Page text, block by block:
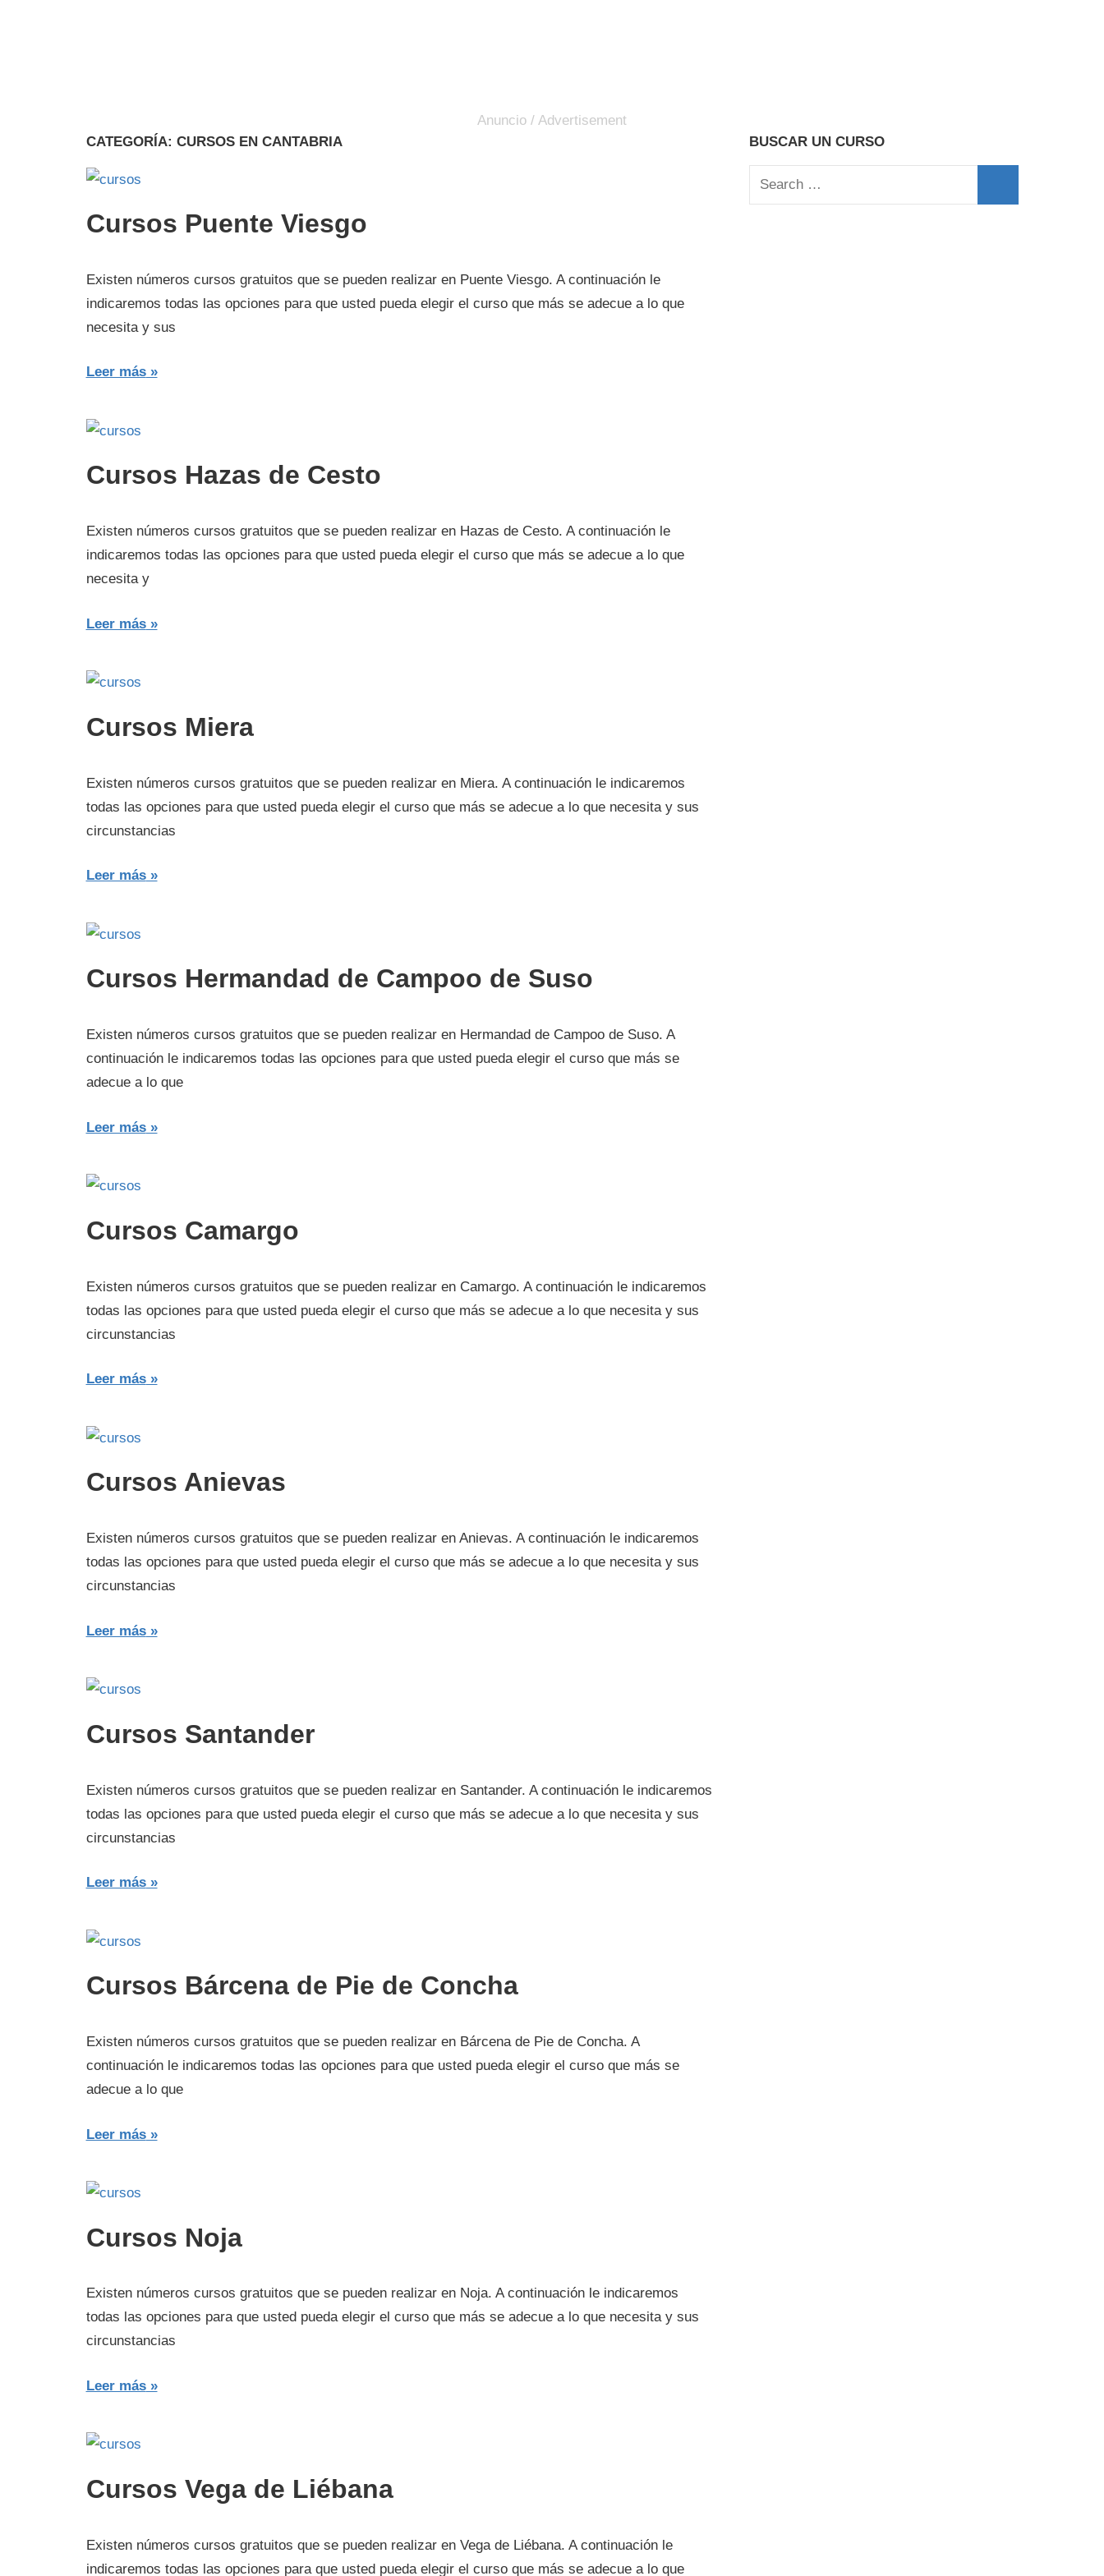
CATEGORÍA: CURSOS EN CANTABRIA
Cursos Puente Viesgo
Existen números cursos gratuitos que se pueden realizar en Puente Viesgo. A continuación le
indicaremos todas las opciones para que usted pueda elegir el curso que más se adecue a lo que
necesita y sus
Leer más
Cursos Hazas de Cesto
Existen números cursos gratuitos que se pueden realizar en Hazas de Cesto. A continuación le
indicaremos todas las opciones para que usted pueda elegir el curso que más se adecue a lo que
necesita y
Leer más
Cursos Miera
Existen números cursos gratuitos que se pueden realizar en Miera. A continuación le indicaremos
todas las opciones para que usted pueda elegir el curso que más se adecue a lo que necesita y sus
circunstancias
Leer más
Cursos Hermandad de Campoo de Suso
Existen números cursos gratuitos que se pueden realizar en Hermandad de Campoo de Suso. A
continuación le indicaremos todas las opciones para que usted pueda elegir el curso que más se
adecue a lo que
Leer más
Cursos Camargo
Existen números cursos gratuitos que se pueden realizar en Camargo. A continuación le indicaremos
todas las opciones para que usted pueda elegir el curso que más se adecue a lo que necesita y sus
circunstancias
Leer más
Cursos Anievas
Existen números cursos gratuitos que se pueden realizar en Anievas. A continuación le indicaremos
todas las opciones para que usted pueda elegir el curso que más se adecue a lo que necesita y sus
circunstancias
Leer más
Cursos Santander
Existen números cursos gratuitos que se pueden realizar en Santander. A continuación le indicaremos
todas las opciones para que usted pueda elegir el curso que más se adecue a lo que necesita y sus
circunstancias
Leer más
Cursos Bárcena de Pie de Concha
Existen números cursos gratuitos que se pueden realizar en Bárcena de Pie de Concha. A
continuación le indicaremos todas las opciones para que usted pueda elegir el curso que más se
adecue a lo que
Leer más
Cursos Noja
Existen números cursos gratuitos que se pueden realizar en Noja. A continuación le indicaremos
todas las opciones para que usted pueda elegir el curso que más se adecue a lo que necesita y sus
circunstancias
Leer más
Cursos Vega de Liébana
Existen números cursos gratuitos que se pueden realizar en Vega de Liébana. A continuación le
indicaremos todas las opciones para que usted pueda elegir el curso que más se adecue a lo que
BUSCAR UN CURSO
Search